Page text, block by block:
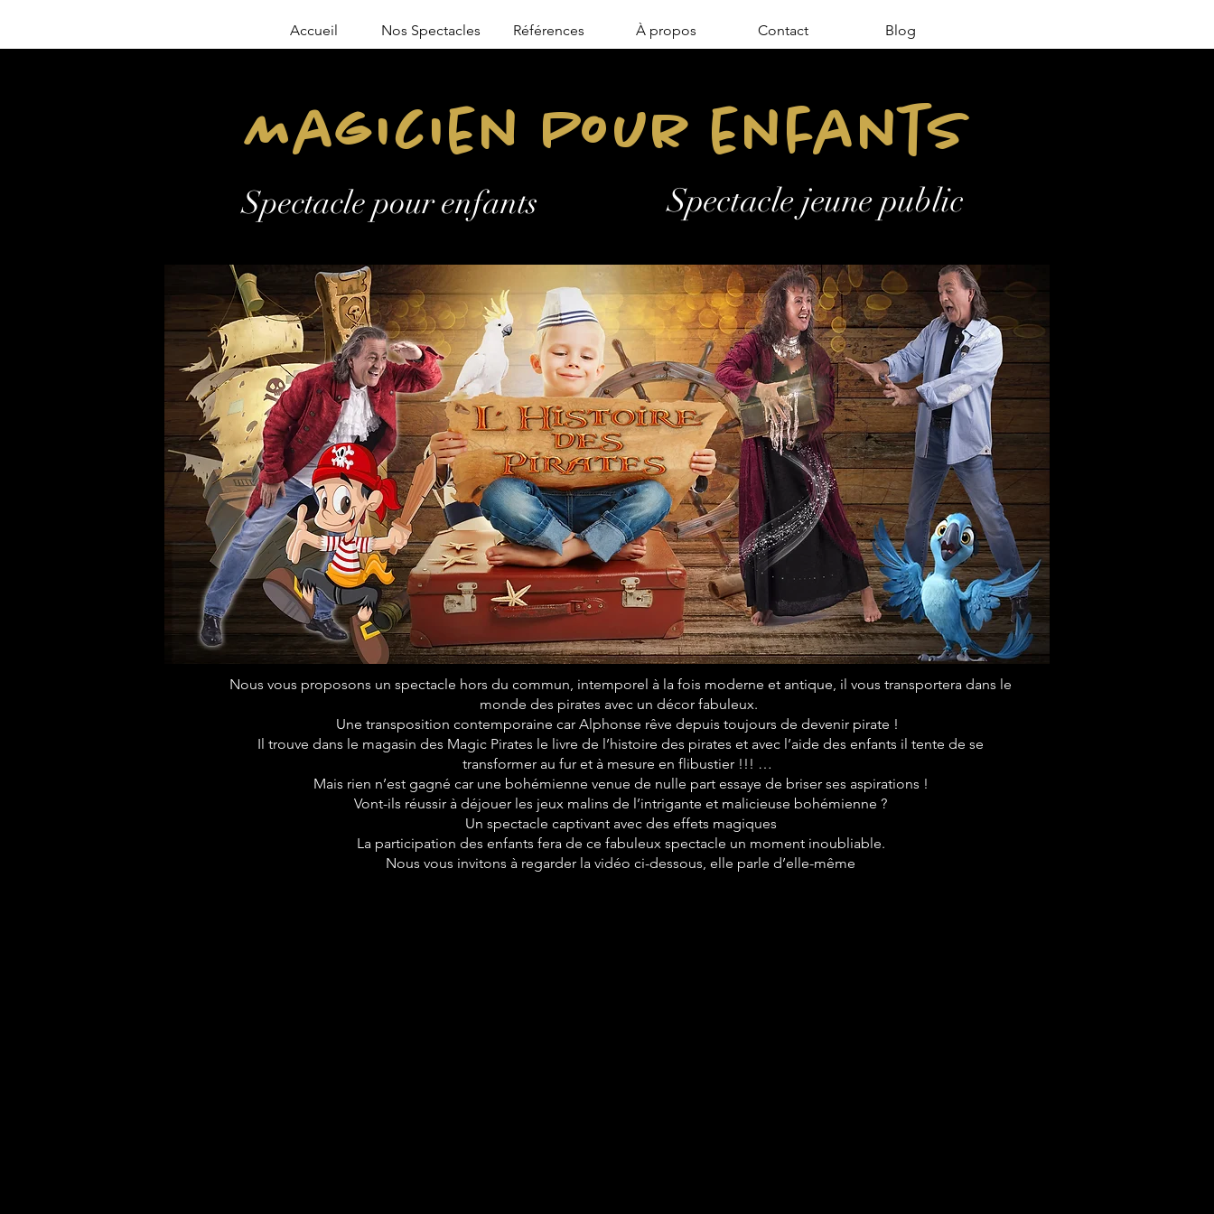
Accueil Nos Spectacles Références À propos Contact Blog
Magicien Pour enfants
Spectacle pour enfants Spectacle jeune public
Nous vous proposons un spectacle hors du commun, intemporel à la fois moderne et antique, il vous transportera dans le
monde des pirates avec un décor fabuleux.
Une transposition contemporaine car Alphonse rêve depuis toujours de devenir pirate !
Il trouve dans le magasin des Magic Pirates le livre de l’histoire des pirates et avec l’aide des enfants il tente de se
transformer au fur et à mesure en flibustier !!! …
Mais rien n’est gagné car une bohémienne venue de nulle part essaye de briser ses aspirations !
Vont-ils réussir à déjouer les jeux malins de l’intrigante et malicieuse bohémienne ?
Un spectacle captivant avec des effets magiques
La participation des enfants fera de ce fabuleux spectacle un moment inoubliable.
Nous vous invitons à regarder la vidéo ci-dessous, elle parle d’elle-même